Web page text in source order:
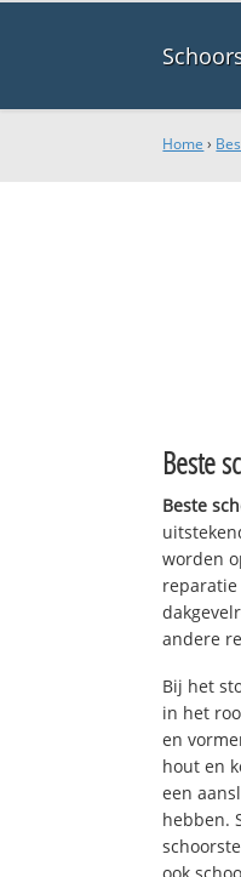
Home ›
Beste
Beste
worden
reparatie
andere
Bij het
in het
en
hout en
een
hebben.
ook